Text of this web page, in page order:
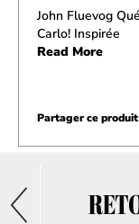
John Fluevog
Carlo! Inspirée
Read More
Partager ce